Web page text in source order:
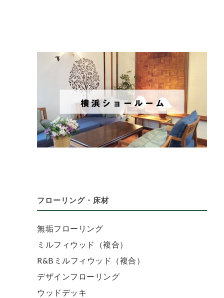
フローリング・床材
無垢フローリング
ミルフィウッド（複合）
R&Bミルフィウッド（複合）
デザインフローリング
ウッドデッキ